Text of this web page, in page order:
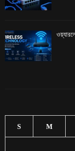
S M